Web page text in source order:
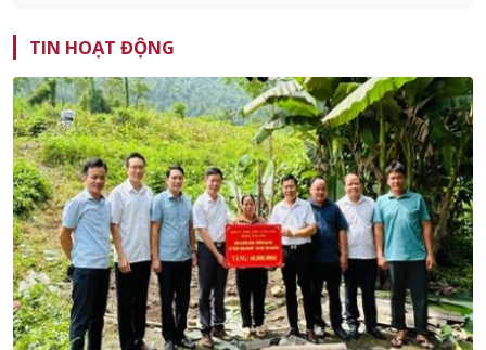
TIN HOẠT ĐỘNG